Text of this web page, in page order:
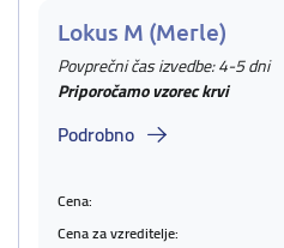
Lokus M (Merle)
Povprečni čas izvedbe: 4-5 dni
Priporočamo vzorec krvi
Podrobno
Cena:
Cena za vzreditelje: